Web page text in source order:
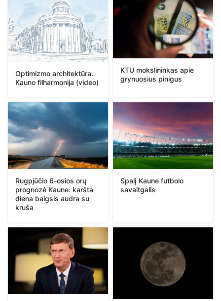
Optimizmo architektūra.
Kauno filharmonija (video)
KTU mokslininkas apie
grynuosius pinigus
Rugpjūčio 6-osios orų
prognozė Kaune: karšta
diena baigsis audra su
kruša
Spalį Kaune futbolo
savaitgalis